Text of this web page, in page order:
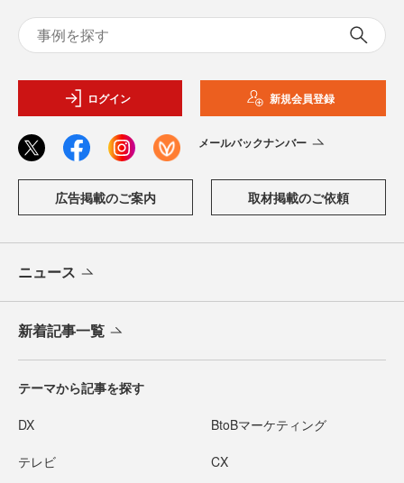
ログイン 新規会員登録
メールバックナンバー
広告掲載のご案内 取材掲載のご依頼
ニュース
新着記事一覧
テーマから記事を探す
DX BtoBマーケティング
テレビ CX